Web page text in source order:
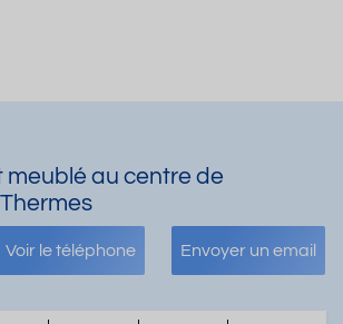
au centre de
Voir le téléphone Envoyer un email